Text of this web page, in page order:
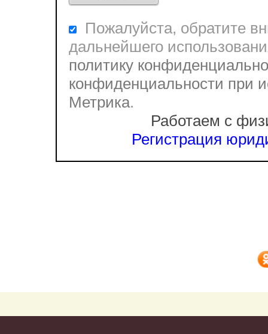
Пожалуйста, обратите
дальнейшего
политику
конфиденциальности при
Метрика.
Работаем с
Регистрация